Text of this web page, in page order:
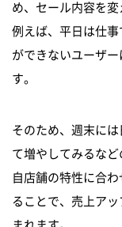
め、セール内容を変
例えば、平日は仕
ができないユーザ
す。
そのため、週末に
て増やしてみるなど
自店舗の特性に合
ることで、売上ア